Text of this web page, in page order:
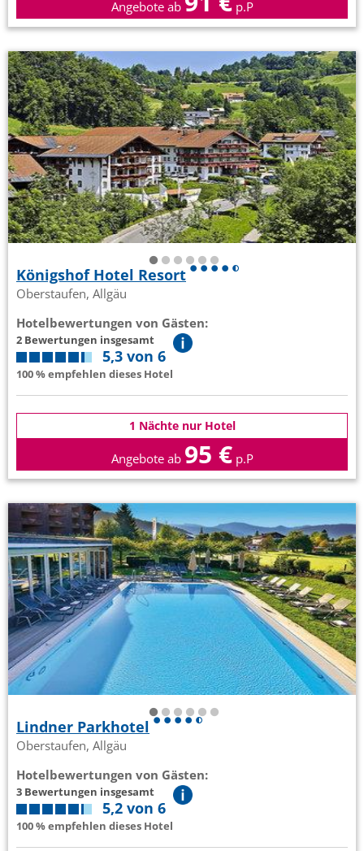
Angebote ab p.P
Königshof Hotel Resort
Oberstaufen, Allgäu
Hotelbewertungen von Gästen:
2 Bewertungen insgesamt
5,3 von 6
100 % empfehlen dieses Hotel
1 Nächte nur Hotel
Angebote ab 95 € p.P
Lindner Parkhotel
Oberstaufen, Allgäu
Hotelbewertungen von Gästen:
3 Bewertungen insgesamt
5,2 von 6
100 % empfehlen dieses Hotel